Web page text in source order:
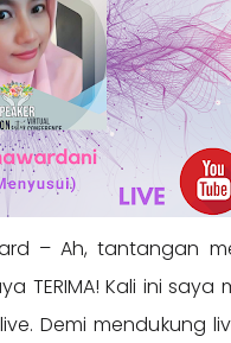
– Ah, tantangan
TERIMA! Kali ini saya
Demi mendukung